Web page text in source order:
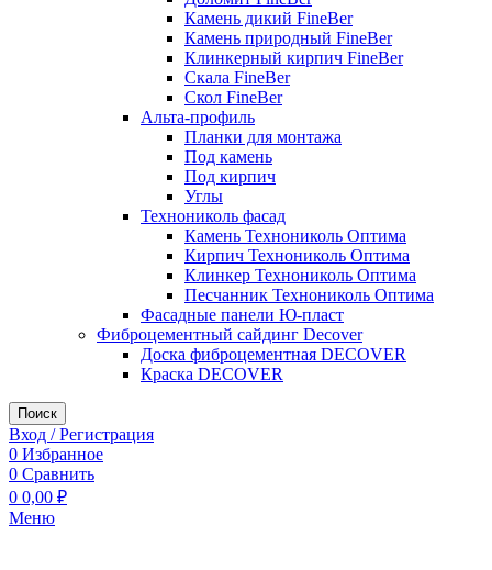
Камень дикий FineBer
Камень природный FineBer
Клинкерный кирпич FineBer
Скала FineBer
Скол FineBer
Альта-профиль
Планки для монтажа
Под камень
Под кирпич
Углы
Технониколь фасад
Камень Технониколь Оптима
Кирпич Технониколь Оптима
Клинкер Технониколь Оптима
Песчанник Технониколь Оптима
Фасадные панели Ю-пласт
Фиброцементный сайдинг Decover
Доска фиброцементная DECOVER
Краска DECOVER
Поиск
Вход / Регистрация
0 Избранное
0 Сравнить
0 0,00 ₽
Меню